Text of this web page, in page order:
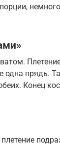
немного
одна прядь.
Конец